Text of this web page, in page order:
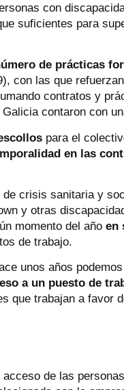
con
suficientes para
de prácticas
con las que
contratos y
contaron con
para el
en las
crisis sanitaria y
y otras
momento del añoen
de trabajo.
unos años
a un puesto de
que trabajan a favor
de las